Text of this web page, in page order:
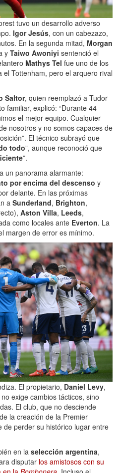
tuvo un desarrollo adverso
Igor Jesús, con un cabezazo,
En la segunda mitad, Morgan
y Taiwo Awoniyi sentenció el
Mathys Tel fue uno de los
Tottenham, pero el arquero rival
Saltor, quien reemplazó a Tudor
familiar, explicó: “Durante 44
el mejor equipo. Cualquier
nosotros y no somos capaces de
El técnico subrayó que
todo”, aunque reconoció que
”.
un panorama alarmante:
por encima del descenso y
delante. En las próximas
a Sunderland, Brighton,
Aston Villa, Leeds,
como locales ante Everton. La
margen de error es mínimo.
El propietario, Daniel Levy,
exige cambios tácticos, sino
El club, que no desciende
la creación de la Premier
de perder su histórico lugar entre
en la selección argentina,
disputar los amistosos con su